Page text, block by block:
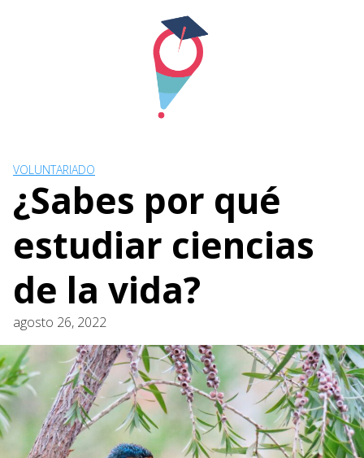
VOLUNTARIADO
¿Sabes por qué
estudiar ciencias
de la vida?
agosto 26, 2022